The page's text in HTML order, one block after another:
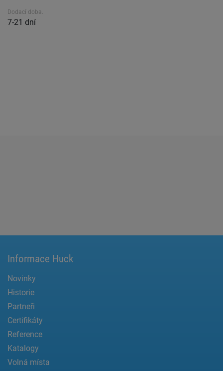
Dodací doba.
7-21 dní
Informace Huck
Novinky
Historie
Partneři
Certifikáty
Reference
Katalogy
Volná místa